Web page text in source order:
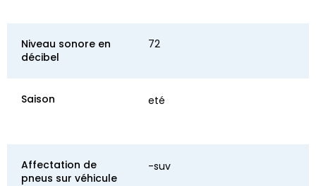
Niveau sonore en
décibel
72
Saison eté
Affectation de
pneus sur véhicule
-suv